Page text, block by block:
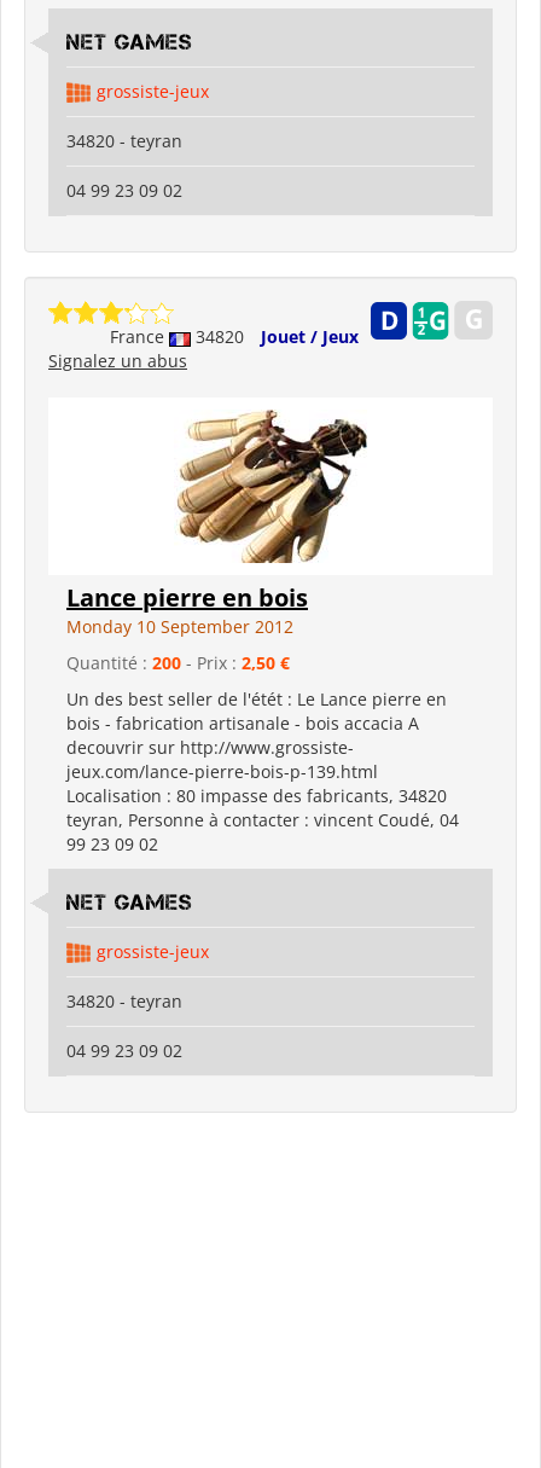
Net Games
grossiste-jeux
34820 - teyran
04 99 23 09 02
France 34820
Jouet / Jeux
Signalez un abus
Lance pierre en bois
Monday 10 September 2012
Quantité : 200 - Prix : 2,50 €
Un des best seller de l'étét : Le Lance pierre en
bois - fabrication artisanale - bois accacia A
decouvrir sur http://www.grossiste-
jeux.com/lance-pierre-bois-p-139.html
Localisation : 80 impasse des fabricants, 34820
teyran, Personne à contacter : vincent Coudé, 04
99 23 09 02
Net Games
grossiste-jeux
34820 - teyran
04 99 23 09 02